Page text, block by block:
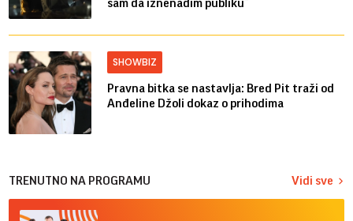
sam da iznenadim publiku“
SHOWBIZ
Pravna bitka se nastavlja: Bred ​​Pit traži od
Anđeline Džoli dokaz o prihodima
TRENUTNO NA PROGRAMU Vidi sve